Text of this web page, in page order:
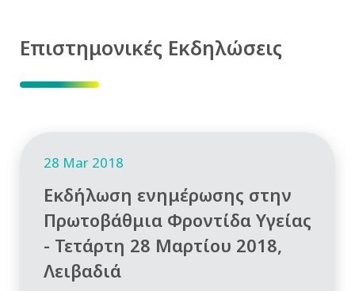
Επιστημονικές Εκδηλώσεις
28 Mar 2018
Εκδήλωση ενημέρωσης στην
Πρωτοβάθμια Φροντίδα Υγείας
- Τετάρτη 28 Μαρτίου 2018,
Λειβαδιά